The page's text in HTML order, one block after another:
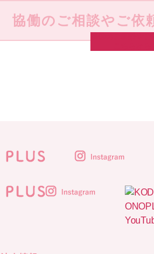
協働のご相談やご依